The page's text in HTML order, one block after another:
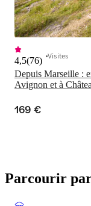
Depuis Marseille :
Avignon et à
4,5(76) Visites
169 €
Parcourir